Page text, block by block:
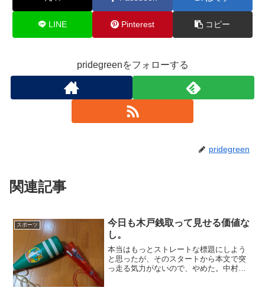
k
LINE Pinterest コピー
pridegreenをフォローする
pridegreen
関連記事
スポーツ
今日も木戸銭取って見せる価値な
し。
本当はもっとストレートな標題にしよう
と思ったが、そのスタートから本文で突
っ走る気力がないので、やめた。中村奨